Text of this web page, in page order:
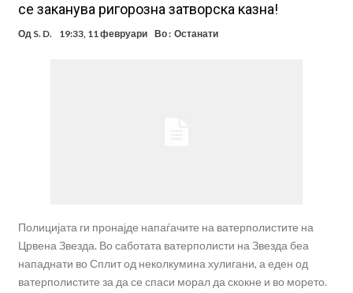
се заканува ригорозна затворска казна!
Од S. D. 19:33, 11 февруари Во : Останати
Полицијата ги пронајде напаѓачите на ватерполистите на
Црвена Звезда. Во саботата ватерполисти на Звезда беа
нападнати во Сплит од неколкумина хулигани, а еден од
ватерполистите за да се спаси морал да скокне и во морето.